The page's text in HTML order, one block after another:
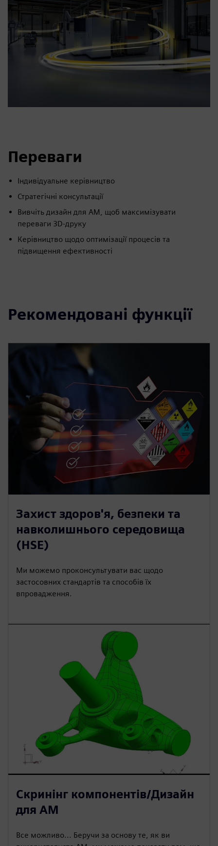
Переваги
Індивідуальне керівництво
Стратегічні консультації
Вивчіть дизайн для AM, щоб максимізувати
переваги 3D-друку
Керівництво щодо оптимізації процесів та
підвищення ефективності
Рекомендовані функції
Захист здоров'я, безпеки та
навколишнього середовища
(HSE)
Ми можемо проконсультувати вас щодо
застосовних стандартів та способів їх
впровадження.
Скринінг компонентів/Дизайн
для AM
Все можливо... Беручи за основу те, як ви